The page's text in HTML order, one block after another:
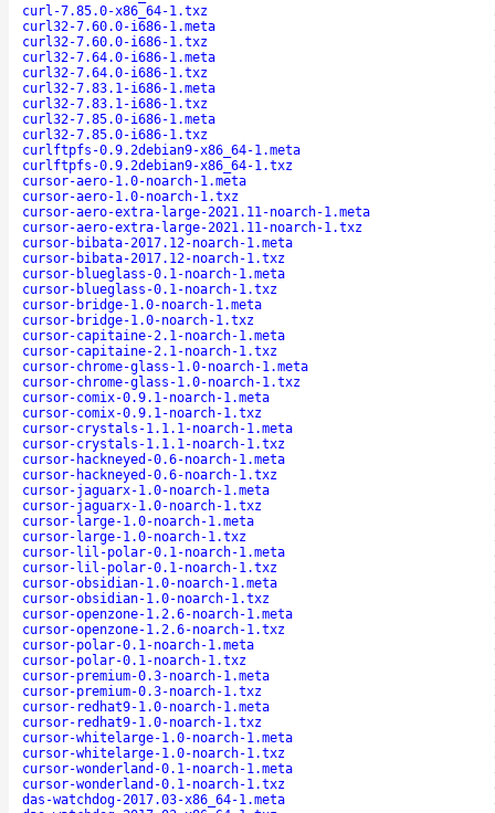
curl-7.85.0-x86_64-1.txz
curl32-7.60.0-i686-1.meta
curl32-7.60.0-i686-1.txz
curl32-7.64.0-i686-1.meta
curl32-7.64.0-i686-1.txz
curl32-7.83.1-i686-1.meta
curl32-7.83.1-i686-1.txz
curl32-7.85.0-i686-1.meta
curl32-7.85.0-i686-1.txz
curlftpfs-0.9.2debian9-x86_64-1.meta
curlftpfs-0.9.2debian9-x86_64-1.txz
cursor-aero-1.0-noarch-1.meta
cursor-aero-1.0-noarch-1.txz
cursor-aero-extra-large-2021.11-noarch-1.meta
cursor-aero-extra-large-2021.11-noarch-1.txz
cursor-bibata-2017.12-noarch-1.meta
cursor-bibata-2017.12-noarch-1.txz
cursor-blueglass-0.1-noarch-1.meta
cursor-blueglass-0.1-noarch-1.txz
cursor-bridge-1.0-noarch-1.meta
cursor-bridge-1.0-noarch-1.txz
cursor-capitaine-2.1-noarch-1.meta
cursor-capitaine-2.1-noarch-1.txz
cursor-chrome-glass-1.0-noarch-1.meta
cursor-chrome-glass-1.0-noarch-1.txz
cursor-comix-0.9.1-noarch-1.meta
cursor-comix-0.9.1-noarch-1.txz
cursor-crystals-1.1.1-noarch-1.meta
cursor-crystals-1.1.1-noarch-1.txz
cursor-hackneyed-0.6-noarch-1.meta
cursor-hackneyed-0.6-noarch-1.txz
cursor-jaguarx-1.0-noarch-1.meta
cursor-jaguarx-1.0-noarch-1.txz
cursor-large-1.0-noarch-1.meta
cursor-large-1.0-noarch-1.txz
cursor-lil-polar-0.1-noarch-1.meta
cursor-lil-polar-0.1-noarch-1.txz
cursor-obsidian-1.0-noarch-1.meta
cursor-obsidian-1.0-noarch-1.txz
cursor-openzone-1.2.6-noarch-1.meta
cursor-openzone-1.2.6-noarch-1.txz
cursor-polar-0.1-noarch-1.meta
cursor-polar-0.1-noarch-1.txz
cursor-premium-0.3-noarch-1.meta
cursor-premium-0.3-noarch-1.txz
cursor-redhat9-1.0-noarch-1.meta
cursor-redhat9-1.0-noarch-1.txz
cursor-whitelarge-1.0-noarch-1.meta
cursor-whitelarge-1.0-noarch-1.txz
cursor-wonderland-0.1-noarch-1.meta
cursor-wonderland-0.1-noarch-1.txz
das-watchdog-2017.03-x86_64-1.meta